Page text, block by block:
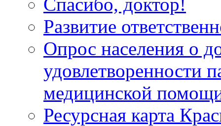
Развитие
Опрос населения о
удовлетворенности
медицинской
Ресурсная карта